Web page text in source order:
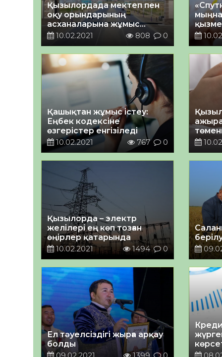
Қызылордада мектеп пен
оқу орындарының
асханаларына жұмыс
жасауға рұқсат етілді
10.02.2021 808 0
Қашықтан жұмыс істеу:
Еңбек кодексіне
өзгерістер енгізіледі
10.02.2021
767 0
Қызылорда – электр
желілері ең көп тозған
өңірлер қатарында
10.02.2021
1494 0
Ел тәуелсіздігі жырға арқау
болды